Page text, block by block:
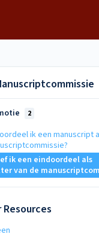
2
ik een manuscript
ik een eindoordeel als
van de